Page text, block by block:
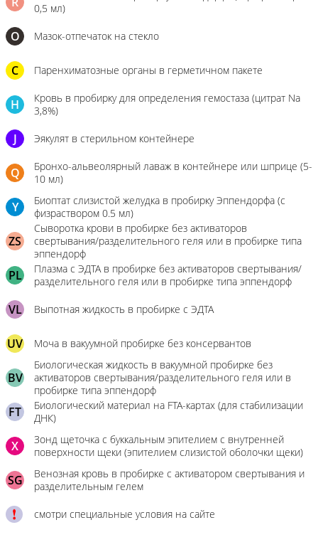
0,5 мл)
О Мазок-отпечаток на стекло
C Паренхиматозные органы в герметичном пакете
H
Кровь в пробирку для определения гемостаза (цитрат Na
3,8%)
J Эякулят в стерильном контейнере
Q
Бронхо-альвеолярный лаваж в контейнере или шприце (5-
10 мл)
Y
Биоптат слизистой желудка в пробирку Эппендорфа (с
физраствором 0.5 мл)
ZS
Сыворотка крови в пробирке без активаторов
свертывания/разделительного геля или в пробирке типа
эппендорф
PL
Плазма с ЭДТА в пробирке без активаторов свертывания/
разделительного геля или в пробирке типа эппендорф
VL Выпотная жидкость в пробирке с ЭДТА
UV Моча в вакуумной пробирке без консервантов
BV
Биологическая жидкость в вакуумной пробирке без
активаторов свертывания/разделительного геля или в
пробирке типа эппендорф
FT
Биологический материал на FTA-картах (для стабилизации
ДНК)
X
Зонд щеточка с буккальным эпителием с внутренней
поверхности щеки (эпителием слизистой оболочки щеки)
SG
Венозная кровь в пробирке с активатором свертывания и
разделительным гелем
смотри специальные условия на сайте